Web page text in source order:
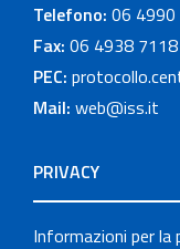
Telefono: 06 4990
Fax: 06 4938 7118
PEC:
Mail: web@iss.it
PRIVACY
Informazioni per la